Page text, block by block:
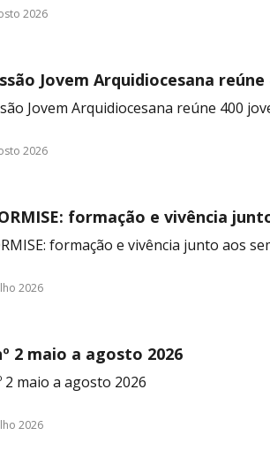
2026
Jovem Arquidiocesana reúne
Jovem Arquidiocesana reúne 400
2026
formação e vivência
formação e vivência junto aos
2026
2 maio a agosto 2026
2 maio a agosto 2026
2026